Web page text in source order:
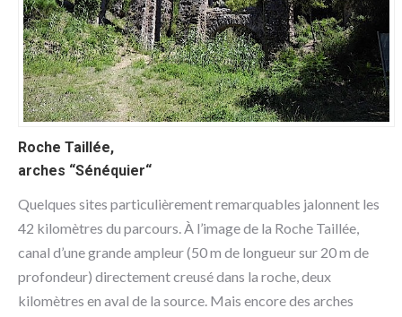
Roche Taillée,
arches “Sénéquier“
Quelques sites particulièrement remarquables jalonnent les
42 kilomètres du parcours. À l’image de la Roche Taillée,
canal d’une grande ampleur (50 m de longueur sur 20 m de
profondeur) directement creusé dans la roche, deux
kilomètres en aval de la source. Mais encore des arches